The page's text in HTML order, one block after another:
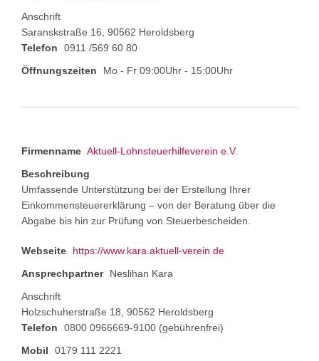
Anschrift
Saranskstraße 16, 90562 Heroldsberg
Telefon
0911 /569 60 80
Öffnungszeiten
Mo - Fr 09:00Uhr - 15:00Uhr
Firmenname Aktuell-Lohnsteuerhilfeverein e.V.
Beschreibung
Umfassende Unterstützung bei der Erstellung Ihrer
Einkommensteuererklärung – von der Beratung über die
Abgabe bis hin zur Prüfung von Steuerbescheiden.
Webseite
https://www.kara.aktuell-verein.de
Ansprechpartner
Neslihan Kara
Anschrift
Holzschuherstraße 18, 90562 Heroldsberg
Telefon
0800 0966669-9100 (gebührenfrei)
Mobil
0179 111 2221